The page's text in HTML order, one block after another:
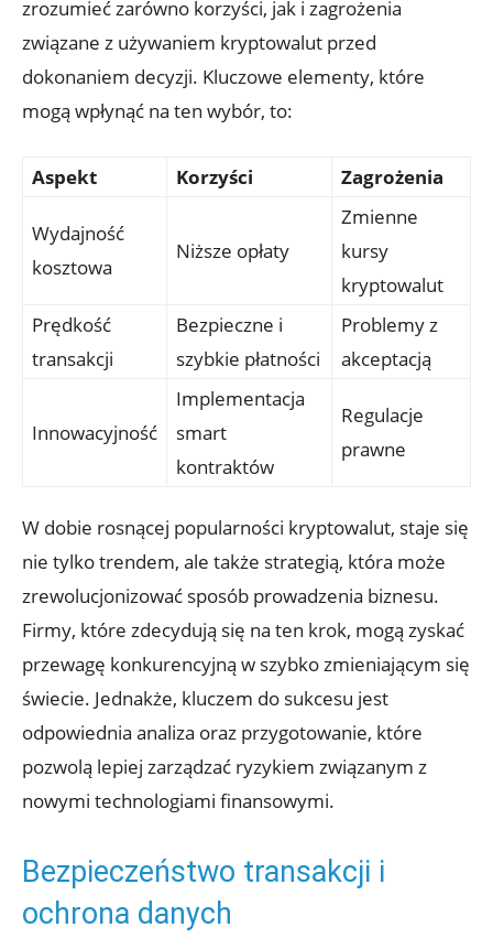
zrozumieć⁣ zarówno korzyści, jak i zagrożenia
związane⁣ z używaniem kryptowalut przed
dokonaniem​ decyzji. Kluczowe elementy, które⁤
mogą wpłynąć na⁣ ten wybór, to:
Aspekt Korzyści Zagrożenia
Wydajność
kosztowa
Niższe opłaty
Zmienne
kursy
kryptowalut
Prędkość
transakcji
Bezpieczne ⁣i
szybkie płatności
Problemy z
akceptacją
Innowacyjność
Implementacja
⁤smart
kontraktów
Regulacje
prawne
W ‌dobie rosnącej popularności ⁣kryptowalut, staje się
nie tylko ‌trendem, ale także strategią, która może
zrewolucjonizować⁤ sposób prowadzenia⁢ biznesu.
Firmy, które zdecydują się na ten krok, mogą zyskać
przewagę konkurencyjną w szybko zmieniającym się
świecie.‌ Jednakże, kluczem do sukcesu jest
odpowiednia analiza oraz przygotowanie, które ​
pozwolą lepiej zarządzać ryzykiem ‍związanym z
nowymi​ technologiami finansowymi.
Bezpieczeństwo‍ transakcji i
ochrona danych